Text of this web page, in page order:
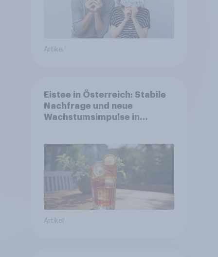
Artikel
Eistee in Österreich: Stabile
Nachfrage und neue
Wachstumsimpulse in
Artikel